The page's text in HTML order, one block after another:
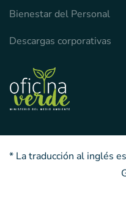
Bienestar del Personal
Descargas corporativas
* La traducción al inglés